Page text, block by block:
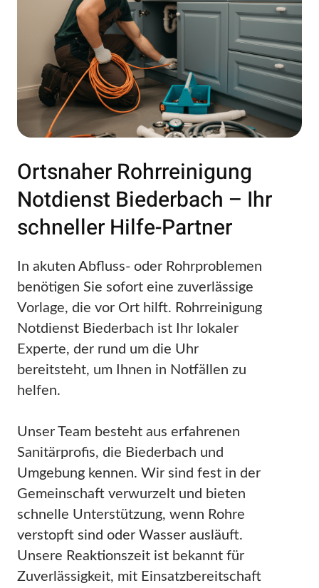
Ortsnaher Rohrreinigung
Notdienst Biederbach – Ihr
schneller Hilfe-Partner
In akuten Abfluss- oder Rohrproblemen
benötigen Sie sofort eine zuverlässige
Vorlage, die vor Ort hilft. Rohrreinigung
Notdienst Biederbach ist Ihr lokaler
Experte, der rund um die Uhr
bereitsteht, um Ihnen in Notfällen zu
helfen.
Unser Team besteht aus erfahrenen
Sanitärprofis, die Biederbach und
Umgebung kennen. Wir sind fest in der
Gemeinschaft verwurzelt und bieten
schnelle Unterstützung, wenn Rohre
verstopft sind oder Wasser ausläuft.
Unsere Reaktionszeit ist bekannt für
Zuverlässigkeit, mit Einsatzbereitschaft